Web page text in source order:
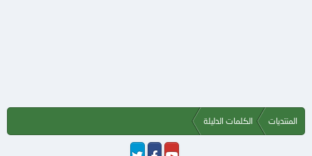
المنتديات الكلمات الدليلة